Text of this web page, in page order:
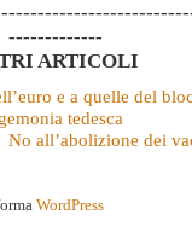
-------------
ARTICOLI
e a quelle del
tedesca
No all’abolizione dei
WordPress